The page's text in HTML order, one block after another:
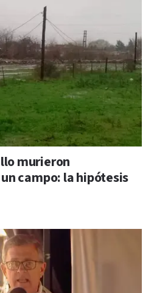
murieron
campo: la hipótesis